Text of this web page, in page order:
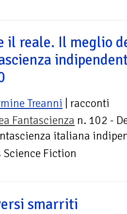
il reale. Il meglio
Treanni | racconti
Fantascienza n. 102 -
italiana
Science Fiction
smarriti